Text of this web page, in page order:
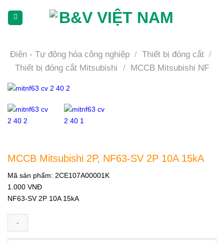
dịch)Điện - Tự động hóa công nghiệp / Thiết bị đóng cắt /
Thiết bị đóng cắt Mitsubishi / MCCB Mitsubishi NF
MCCB Mitsubishi 2P, NF63-SV 2P 10A 15kA
Mã sản phẩm: 2CE107A00001K
1.000 VNĐ
NF63-SV 2P 10A 15kA